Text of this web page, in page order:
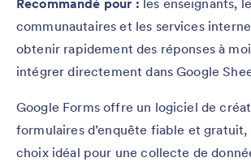
Recommandé pour : les enseignants,
communautaires et les services
obtenir rapidement des réponses à
intégrer directement dans Google
Google Forms offre un logiciel de
formulaires d’enquête fiable et
choix idéal pour une collecte de